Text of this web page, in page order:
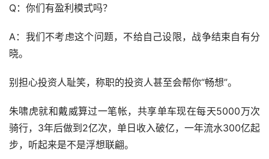
Q：你们有盈利模式吗？
A：我们不考虑这个问题，不给自己设限，战争结束自有分
晓。
别担心投资人耻笑，称职的投资人甚至会帮你“畅想”。
朱啸虎就和戴威算过一笔帐，共享单车现在每天5000万次
骑行，3年后做到2亿次，单日收入破亿，一年流水300亿起
步，听起来是不是浮想联翩。